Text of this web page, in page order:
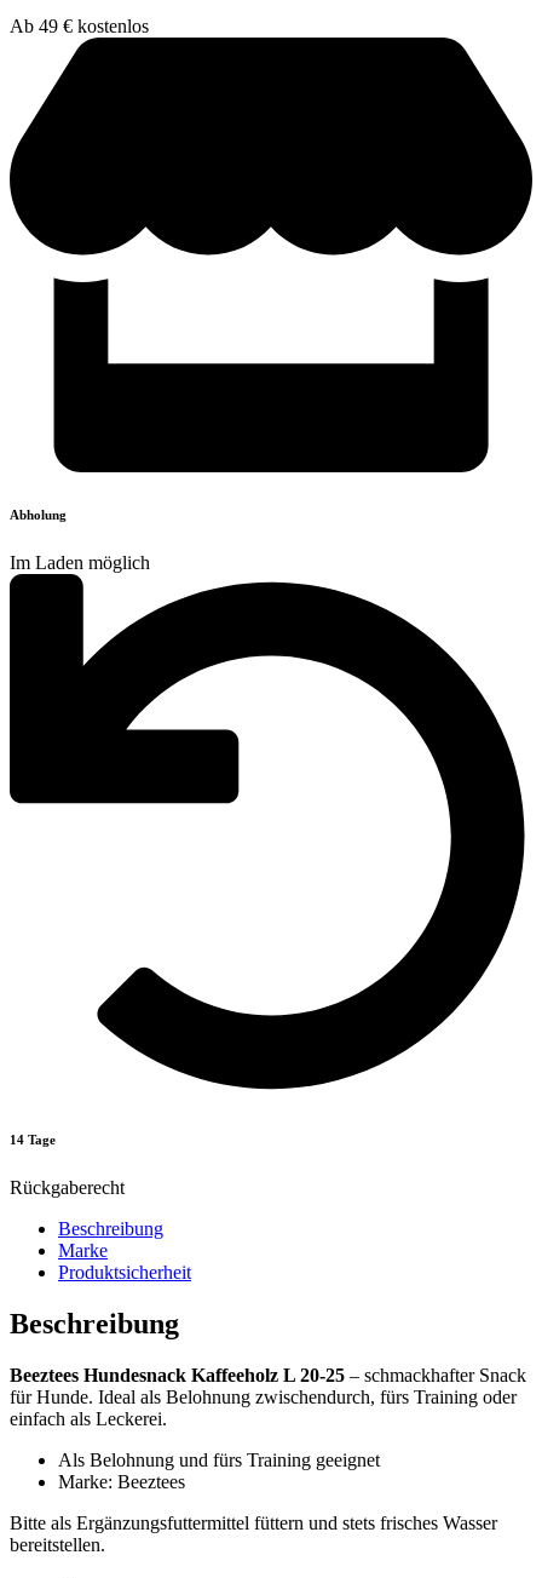
Ab 49 € kostenlos
Abholung
Im Laden möglich
14 Tage
Rückgaberecht
Beschreibung
Marke
Produktsicherheit
Beschreibung
Beeztees Hundesnack Kaffeeholz L 20-25 – schmackhafter Snack
für Hunde. Ideal als Belohnung zwischendurch, fürs Training oder
einfach als Leckerei.
Als Belohnung und fürs Training geeignet
Marke: Beeztees
Bitte als Ergänzungsfuttermittel füttern und stets frisches Wasser
bereitstellen.